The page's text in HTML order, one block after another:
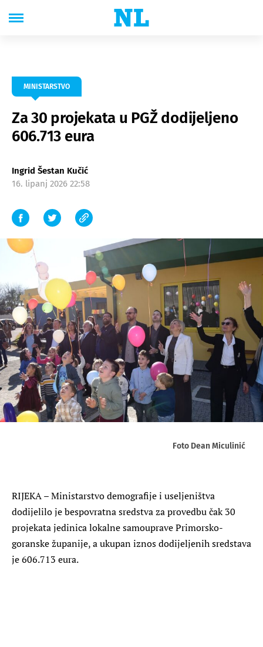
MINISTARSTVO
Za 30 projekata u PGŽ dodijeljeno
606.713 eura
Ingrid Šestan Kučić
16. lipanj 2026 22:58
Foto Dean Miculinić
RIJEKA – Ministarstvo demografije i useljeništva
dodijelilo je bespovratna sredstva za provedbu čak 30
projekata jedinica lokalne samouprave Primorsko-
goranske županije, a ukupan iznos dodijeljenih sredstava
je 606.713 eura.